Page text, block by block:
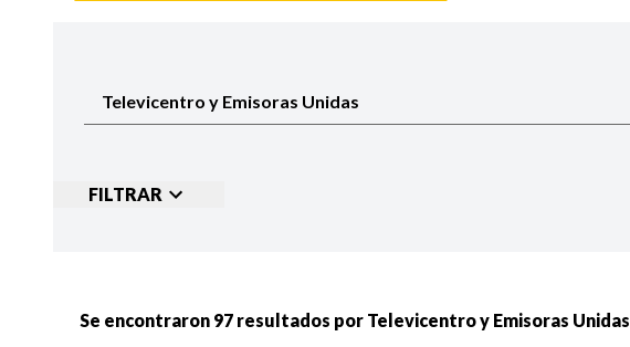
FILTRAR
Se encontraron 97 resultados por Televicentro y Emisoras Unidas